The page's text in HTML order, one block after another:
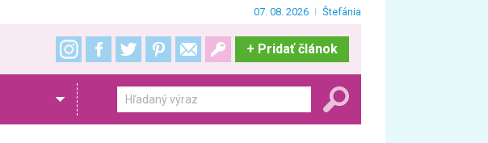
07. 08. 2026 Štefánia
+ Pridať článok